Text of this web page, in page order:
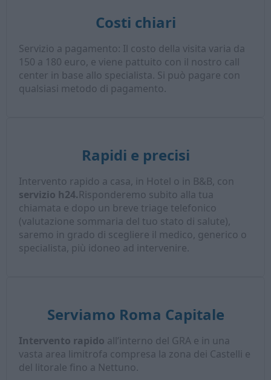
Costi chiari
Servizio a pagamento: Il costo della visita varia da
150 a 180 euro, e viene pattuito con il nostro call
center in base allo specialista. Si può pagare con
qualsiasi metodo di pagamento.
Rapidi e precisi
Intervento rapido a casa, in Hotel o in B&B, con
servizio h24.Risponderemo subito alla tua
chiamata e dopo un breve triage telefonico
(valutazione sommaria del tuo stato di salute),
saremo in grado di scegliere il medico, generico o
specialista, più idoneo ad intervenire.
Serviamo Roma Capitale
Intervento rapido all’interno del GRA e in una
vasta area limitrofa compresa la zona dei Castelli e
del litorale fino a Nettuno.